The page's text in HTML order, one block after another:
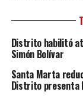
Distrito habilitó
Simón Bolívar
Santa Marta
Distrito presenta